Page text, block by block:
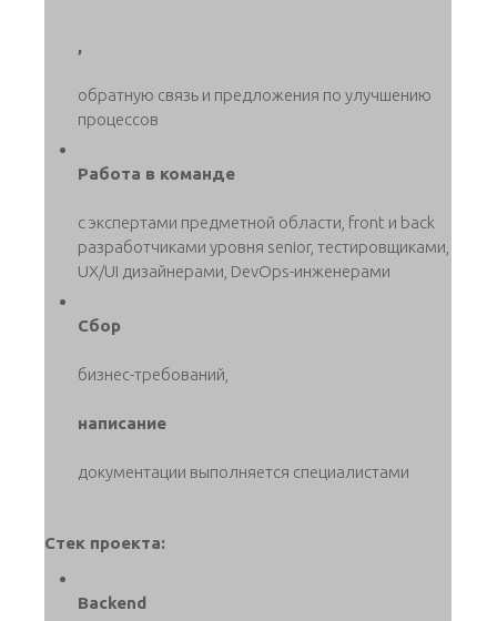
,
обратную связь и предложения по улучшению
процессов
Работа в команде
с экспертами предметной области, front и back
разработчиками уровня senior, тестировщиками,
UX/UI дизайнерами, DevOps-инженерами
Сбор
бизнес-требований,
написание
документации выполняется специалистами
Стек проекта:
Backend